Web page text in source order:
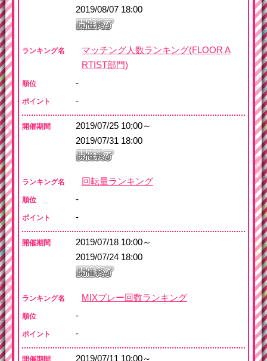
2019/08/07 18:00
ランキング名
マッチング人数ランキング(FLOOR A
RTIST部門)
順位 -
ポイント -
開催期間
2019/07/25 10:00～
2019/07/31 18:00
ランキング名 回転量ランキング
順位 -
ポイント -
開催期間
2019/07/18 10:00～
2019/07/24 18:00
ランキング名 MIXプレー回数ランキング
順位 -
ポイント -
開催期間
2019/07/11 10:00～